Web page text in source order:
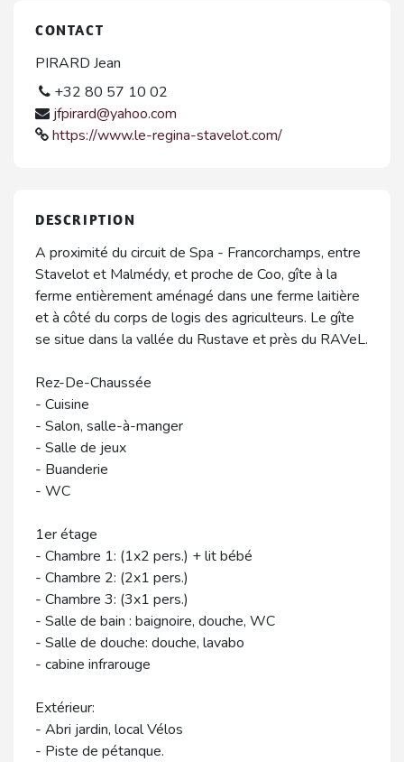
CONTACT
PIRARD Jean
+32 80 57 10 02
jfpirard@yahoo.com
https://www.le-regina-stavelot.com/
DESCRIPTION
A proximité du circuit de Spa - Francorchamps, entre
Stavelot et Malmédy, et proche de Coo, gîte à la
ferme entièrement aménagé dans une ferme laitière
et à côté du corps de logis des agriculteurs. Le gîte
se situe dans la vallée du Rustave et près du RAVeL.
Rez-De-Chaussée
- Cuisine
- Salon, salle-à-manger
- Salle de jeux
- Buanderie
- WC
1er étage
- Chambre 1: (1x2 pers.) + lit bébé
- Chambre 2: (2x1 pers.)
- Chambre 3: (3x1 pers.)
- Salle de bain : baignoire, douche, WC
- Salle de douche: douche, lavabo
- cabine infrarouge
Extérieur:
- Abri jardin, local Vélos
- Piste de pétanque.